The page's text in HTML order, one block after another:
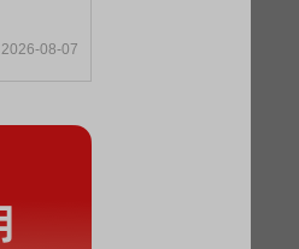
2026-08-07